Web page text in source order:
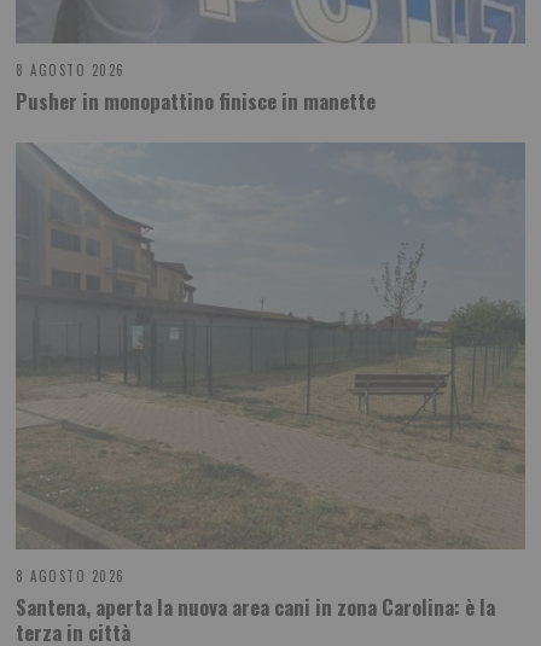
8 AGOSTO 2026
Pusher in monopattino finisce in manette
8 AGOSTO 2026
Santena, aperta la nuova area cani in zona Carolina: è la
terza in città